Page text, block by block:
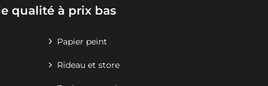
qualité à prix bas
Papier peint
Rideau et store